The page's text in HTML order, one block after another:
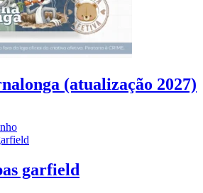
(atualização 2027)
garfield